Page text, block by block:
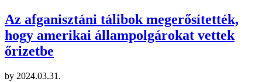
Az afganisztáni tálibok megerősítették,
hogy amerikai állampolgárokat vettek
őrizetbe
by 2024.03.31.